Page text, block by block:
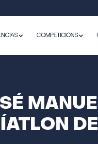
COMPETICIÓNS